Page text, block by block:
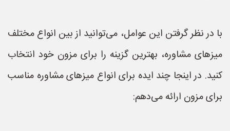
با در نظر گرفتن این عوامل، می‌توانید از بین انواع مختلف
میزهای مشاوره، بهترین گزینه را برای مزون خود انتخاب
کنید. در اینجا چند ایده برای انواع میزهای مشاوره مناسب
برای مزون ارائه می‌دهم: